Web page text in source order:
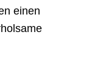
einen